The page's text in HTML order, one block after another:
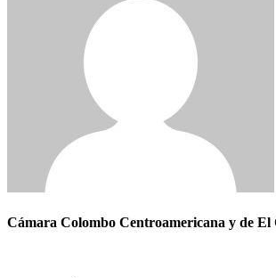
Cámara Colombo Centroamericana y de El